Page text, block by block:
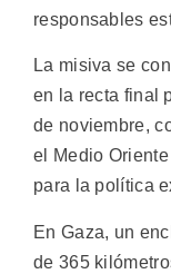
responsables
La misiva se
en la recta final
de noviembre,
el Medio
para la política
En Gaza, un
de 365